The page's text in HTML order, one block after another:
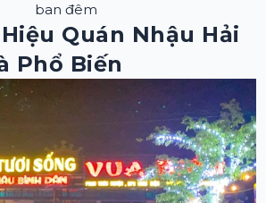
ban đêm
Quán Nhậu Hải
Phổ Biến